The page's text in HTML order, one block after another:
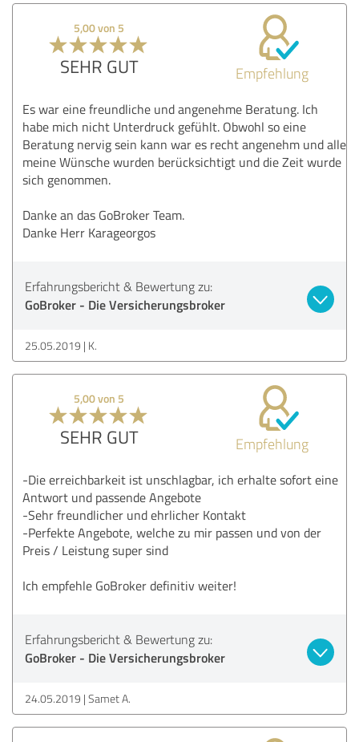
5,00 von 5
SEHR GUT Empfehlung
Es war eine freundliche und angenehme Beratung. Ich
habe mich nicht Unterdruck gefühlt. Obwohl so eine
Beratung nervig sein kann war es recht angenehm und alle
meine Wünsche wurden berücksichtigt und die Zeit wurde
sich genommen.
Danke an das GoBroker Team.
Danke Herr Karageorgos
Erfahrungsbericht & Bewertung zu:
GoBroker - Die Versicherungsbroker
25.05.2019 K.
5,00 von 5
SEHR GUT Empfehlung
-Die erreichbarkeit ist unschlagbar, ich erhalte sofort eine
Antwort und passende Angebote
-Sehr freundlicher und ehrlicher Kontakt
-Perfekte Angebote, welche zu mir passen und von der
Preis / Leistung super sind
Ich empfehle GoBroker definitiv weiter!
Erfahrungsbericht & Bewertung zu:
GoBroker - Die Versicherungsbroker
24.05.2019 Samet A.